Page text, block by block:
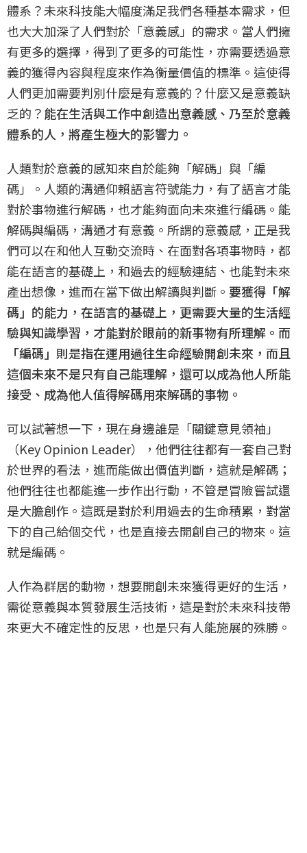
體系？未來科技能大幅度滿足我們各種基本需求，但
也大大加深了人們對於「意義感」的需求。當人們擁
有更多的選擇，得到了更多的可能性，亦需要透過意
義的獲得內容與程度來作為衡量價值的標準。這使得
人們更加需要判別什麼是有意義的？什麼又是意義缺
乏的？能在生活與工作中創造出意義感、乃至於意義
體系的人，將產生極大的影響力。
人類對於意義的感知來自於能夠「解碼」與「編
碼」。人類的溝通仰賴語言符號能力，有了語言才能
對於事物進行解碼，也才能夠面向未來進行編碼。能
解碼與編碼，溝通才有意義。所謂的意義感，正是我
們可以在和他人互動交流時、在面對各項事物時，都
能在語言的基礎上，和過去的經驗連結、也能對未來
產出想像，進而在當下做出解讀與判斷。 要獲得「解
碼」的能力，在語言的基礎上，更需要大量的生活經
驗與知識學習，才能對於眼前的新事物有所理解。而
「編碼」則是指在運用過往生命經驗開創未來，而且
這個未來不是只有自己能理解，還可以成為他人所能
接受、成為他人值得解碼用來解碼的事物。
可以試著想一下，現在身邊誰是「關鍵意見領袖」
（Key Opinion Leader），他們往往都有一套自己對
於世界的看法，進而能做出價值判斷，這就是解碼；
他們往往也都能進一步作出行動，不管是冒險嘗試還
是大膽創作。這既是對於利用過去的生命積累，對當
下的自己給個交代，也是直接去開創自己的物來。這
就是編碼。
人作為群居的動物，想要開創未來獲得更好的生活，
需從意義與本質發展生活技術，這是對於未來科技帶
來更大不確定性的反思，也是只有人能施展的殊勝。